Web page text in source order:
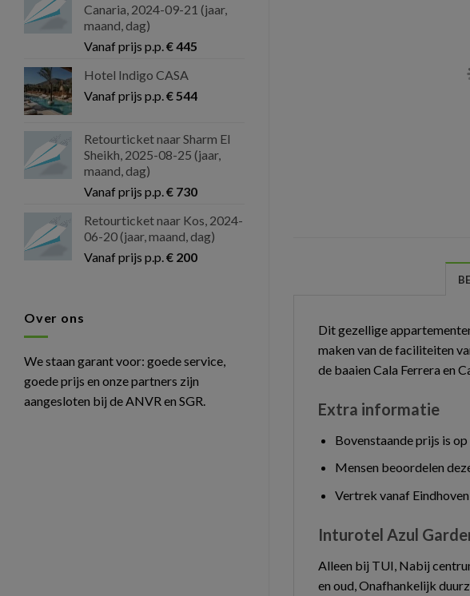
Canaria, 2024-09-21 (jaar,
maand, dag)
Vanaf prijs p.p. €445
Hotel Indigo CASA
Vanaf prijs p.p. € 544
Retourticket naar Sharm El
Sheikh, 2025-08-25 (jaar,
maand, dag)
Vanaf prijs p.p. € 730
Retourticket naar Kos, 2024-
06-20 (jaar, maand, dag)
Vanaf prijs p.p. € 200
Over ons
We staan garant voor: goede service,
goede prijs en onze partners zijn
aangesloten bij de ANVR en SGR.
Dit gezellige
maken van de faciliteiten
de baaien Cala Ferrera en
Extra informatie
Bovenstaande prijs is
Mensen beoordelen
Vertrek vanaf Eindhoven
Inturotel Azul
Alleen bij TUI, Nabij
en oud, Onafhankelijk